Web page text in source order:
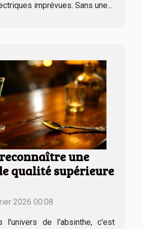
imprévues. Sans une...
une
qualité supérieure
2026 00:08
l'univers de l'absinthe, c'est